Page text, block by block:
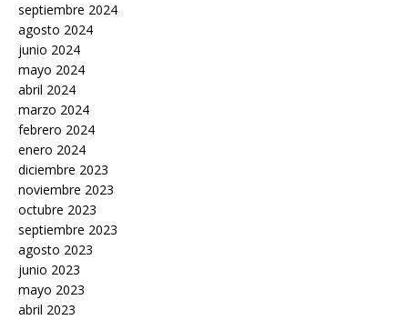
septiembre 2024
agosto 2024
junio 2024
mayo 2024
abril 2024
marzo 2024
febrero 2024
enero 2024
diciembre 2023
noviembre 2023
octubre 2023
septiembre 2023
agosto 2023
junio 2023
mayo 2023
abril 2023